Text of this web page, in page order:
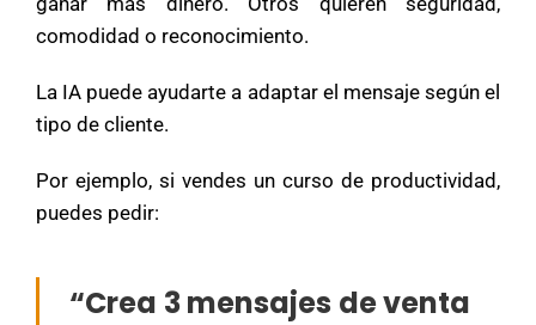
comodidad o reconocimiento.
La IA puede ayudarte a adaptar el mensaje según el
tipo de cliente.
Por ejemplo, si vendes un curso de productividad,
puedes pedir:
“Crea 3 mensajes de venta